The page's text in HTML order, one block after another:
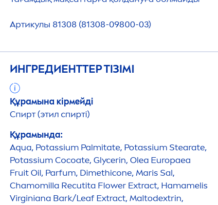
Артикулы 81308 (81308-09800-03)
ИНГРЕДИЕНТТЕР ТІЗІМІ
Құрамына кірмейді
Спирт (этил спирті)
Құрамында:
Aqua, Potassium Palmitate, Potassium Stearate,
Potassium Cocoate, Glycerin, Olea Europaea
Fruit Oil, Parfum, Dimethicone, Maris Sal,
Chamomilla Recutita Flower Extract, Hamamelis
Virginiana Bark/Leaf Extract, Maltodextrin,